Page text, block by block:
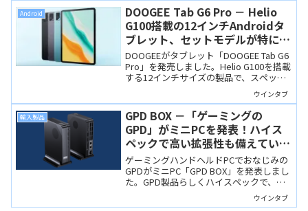
思います。
Android
DOOGEE Tab G6 Pro － Helio
G100搭載の12インチAndroidタ
ブレット、セットモデルが特にお
買い得
DOOGEEがタブレット「DOOGEE Tab G6
Pro」を発売しました。Helio G100を搭載
する12インチサイズの製品で、スペック
のわりに価格は低め、特にキーボードや
マウスなどが付属するセットモデルがお
買い得です。
ウインタブ
輸入製品
GPD BOX －「ゲーミングの
GPD」がミニPCを発表！ハイス
ペックで高い拡張性も備えていま
す
ゲーミングハンドヘルドPCでおなじみの
GPDがミニPC「GPD BOX」を発表しまし
た。GPD製品らしくハイスペックで、同
時発表のGPU BOX、GPD G2と接続すれば
ハイエンドクラスのゲーミングPCとして
ウインタブ